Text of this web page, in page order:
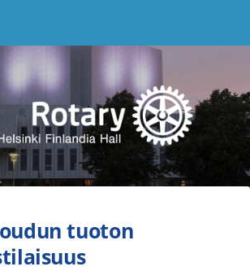
Finlandia Hall Rotaryklubi ry
tuoton